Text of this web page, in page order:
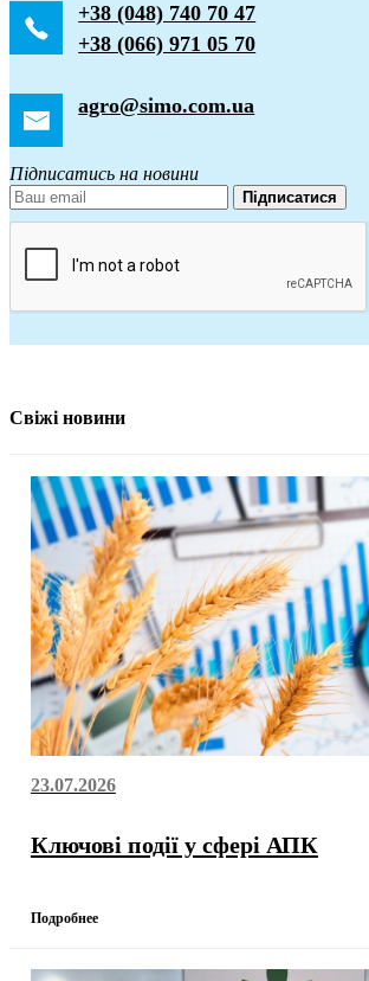
+38 (048) 740 70 47
+38 (066) 971 05 70
agro@simo.com.ua
Підписатись на новини
Підписатися
Свіжі новини
23.07.2026
Ключові події у сфері АПК
Подробнее